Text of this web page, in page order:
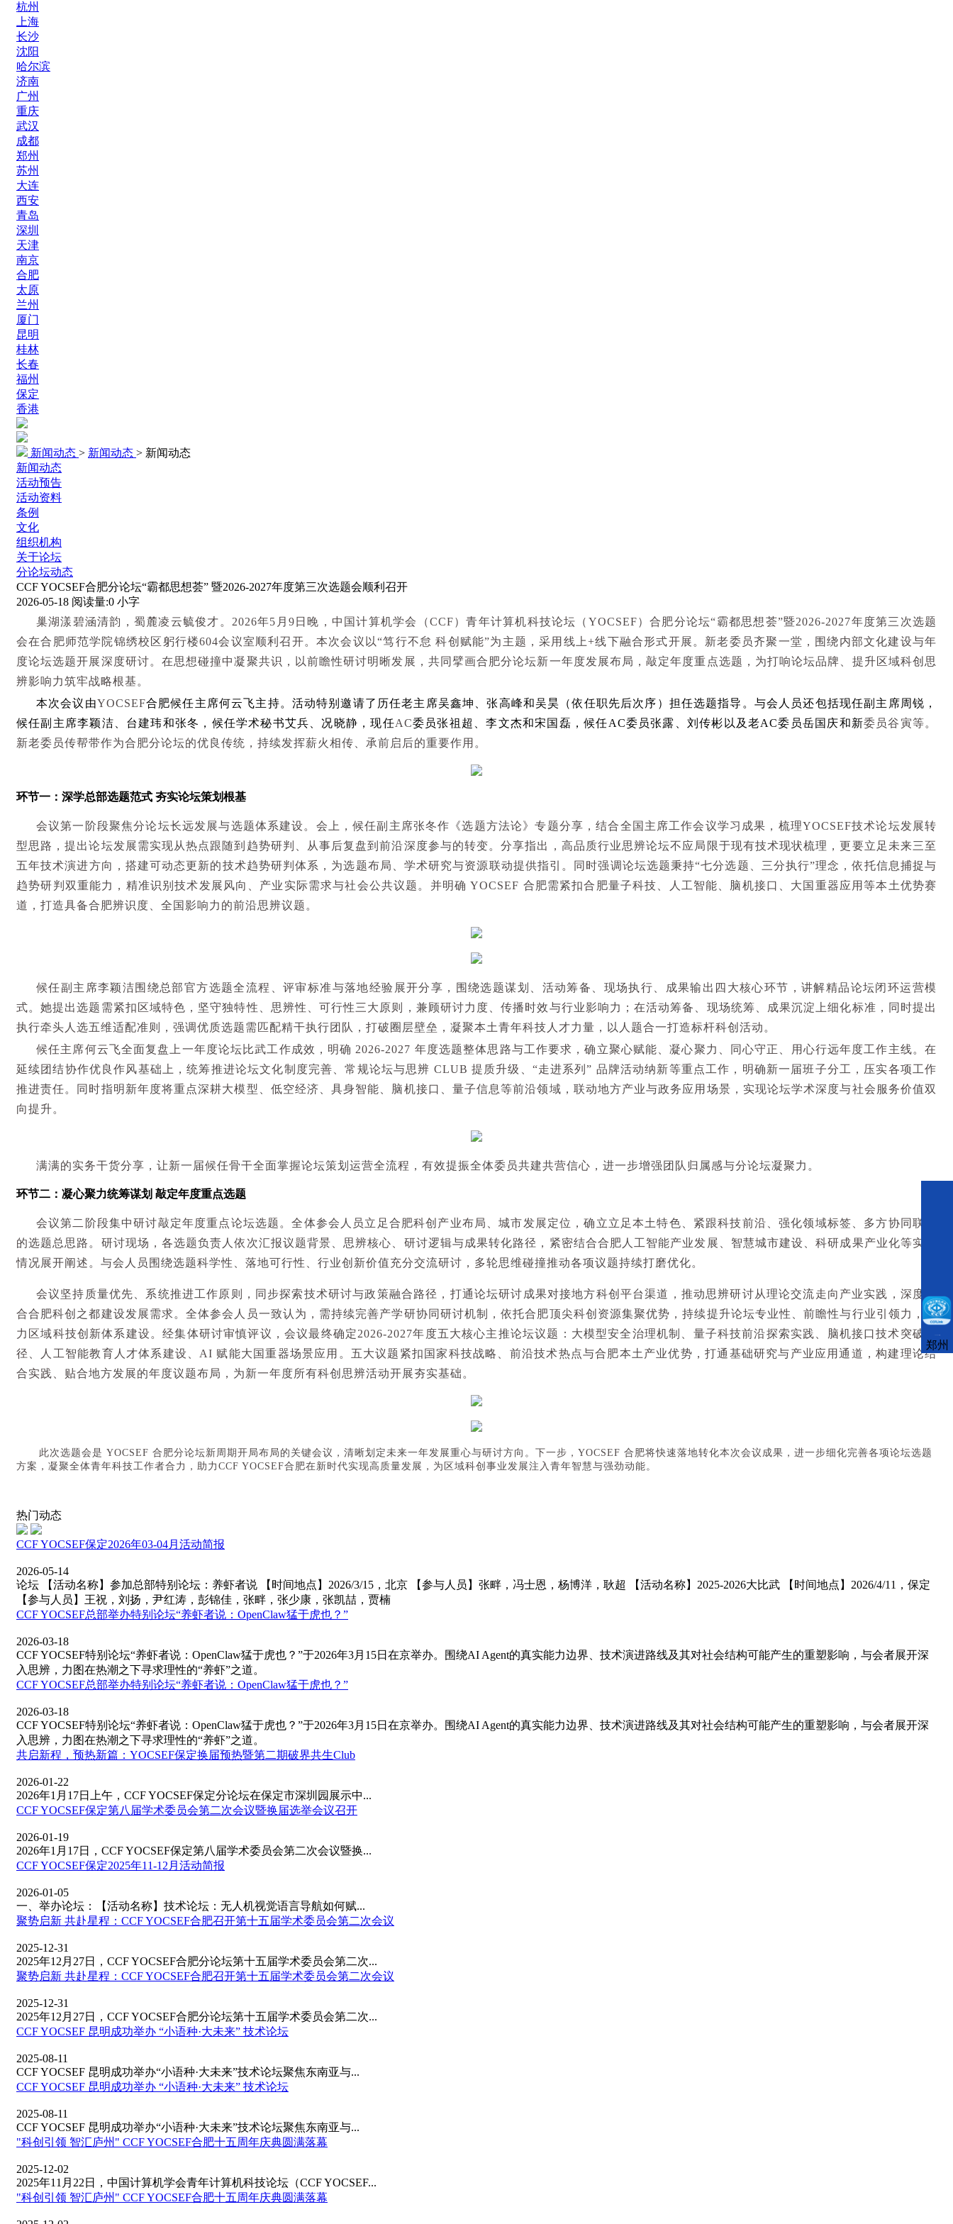
杭州
上海
长沙
沈阳
哈尔滨
济南
广州
重庆
武汉
成都
郑州
苏州
大连
西安
青岛
深圳
天津
南京
合肥
太原
兰州
厦门
昆明
桂林
长春
福州
保定
香港
新闻动态 > 新闻动态 > 新闻动态
新闻动态
活动预告
活动资料
条例
文化
组织机构
关于论坛
分论坛动态
CCF YOCSEF合肥分论坛“霸都思想荟” 暨2026-2027年度第三次选题会顺利召开
2026-05-18 阅读量:0 小字
巢湖漾碧涵清韵，蜀麓凌云毓俊才。 2026年5 月 9 日晚，中国计算机学会（CCF）青年计算机科技论坛（ YOCSEF）合肥分论坛“霸都思想荟”暨2026-2027年度第三次选题
会在合肥师范学院锦绣校区躬行楼604会议室顺利召开。本次会议以“笃行不怠 科创赋能”为主题，采用线上+线下融合形式开展。新老委员齐聚一堂，围绕内部文化建设与年
度论坛选题开展深度研讨。在思想碰撞中凝聚共识，以前瞻性研讨明晰发展，共同擘画合肥分论坛新一年度发展布局，敲定年度重点选题，为打响论坛品牌、提升区域科创思
辨影响力筑牢战略根基。
本次会议由YOCSEF合肥候任主席何云飞主持。活动特别邀请了历任老主席吴鑫坤、张高峰和吴昊（依任职先后次序）担任选题指导。与会人员还包括现任副主席周锐，
候任副主席李颖洁、台建玮和张冬，候任学术秘书艾兵、况晓静，现任AC委员张祖超、李文杰和宋国磊，候任AC委员张露、刘传彬 以及 老AC委员岳国庆和新委员谷寅等。
新老委员传帮带作为合肥分论坛的优良传统，持续发挥薪火相传、承前启后的重要作用。
环节一 ： 深学总部选题范式 夯实论坛策划根基
会议第一阶段聚焦分论坛长远发展与选题体系建设。会上，候任副主席张冬作《选题方法论》专题分享，结合全国主席工作会议学习成果，梳理YOCSEF技术论坛发展转
型思路，提出论坛发展需实现从热点跟随到趋势研判、从事后复盘到前沿深度参与的转变。分享指出，高品质行业思辨论坛不应局限于现有技术现状梳理，更要立足未来三至
五年技术演进方向，搭建可动态更新的技术趋势研判体系，为选题布局、学术研究与资源联动提供指引。同时强调论坛选题秉持“七分选题、三分执行”理念，依托信息捕捉与
趋势研判双重能力，精准识别技术发展风向、产业实际需求与社会公共议题。并明确YOCSEF 合肥需紧扣合肥量子科技、人工智能、脑机接口、大国重器应用等本土优势赛
道，打造具备合肥辨识度、全国影响力的前沿思辨议题。
候任副主席李颖洁围绕总部官方选题全流程、评审标准与落地经验展开分享，围绕选题谋划、活动筹备、现场执行、成果输出四大核心环节，讲解精品论坛闭环运营模
式。她提出选题需紧扣区域特色，坚守独特性、思辨性、可行性三大原则，兼顾研讨力度、传播时效与行业影响力；在活动筹备、现场统筹、成果沉淀上细化标准，同时提出
执行牵头人选五维适配准则，强调优质选题需匹配精干执行团队，打破圈层壁垒，凝聚本土青年科技人才力量，以人题合一打造标杆科创活动。
候任主席何云飞全面复盘上一年度论坛比武工作成效，明确 2026-2027 年度选题整体思路与工作要求，确立聚心赋能、凝心聚力、同心守正、用心行远年度工作主线。在
延续团结协作优良作风基础上，统筹推进论坛文化制度完善、常规论坛与思辨 CLUB 提质升级、 “走进系列” 品牌活动纳新等重点工作，明确新一届班子分工，压实各项工作
推进责任。同时指明新年度将重点深耕大模型、低空经济、具身智能、脑机接口、量子信息等前沿领域，联动地方产业与政务应用场景，实现论坛学术深度与社会服务价值双
向提升。
满满的实务干货分享，让新一届候任骨干全面掌握论坛策划运营全流程，有效提振全体委员共建共营信心，进一步增强团队归属感与分论坛凝聚力。
环节二 ： 凝心聚力统筹谋划 敲定年度重点选题
会议第二阶段集中研讨敲定年度重点论坛选题。全体参会人员立足合肥科创产业布局、城市发展定位，确立立足本土特色、紧跟科技前沿、强化领域标签、多方协同联动
的选题总思路。研讨现场，各选题负责人依次汇报议题背景、思辨核心、研讨逻辑与成果转化路径，紧密结合合肥人工智能产业发展、智慧城市建设、科研成果产业化等实际
情况展开阐述。与会人员围绕选题科学性、落地可行性、行业创新价值充分交流研讨，多轮思维碰撞推动各项议题持续打磨优化。
会议坚持质量优先、系统推进工作原则，同步探索技术研讨与政策融合路径，打通论坛研讨成果对接地方科创平台渠道，推动思辨研讨从理论交流走向产业实践，深度贴
合合肥科创之都建设发展需求。全体参会人员一致认为，需持续完善产学研协同研讨机制，依托合肥顶尖科创资源集聚优势，持续提升论坛专业性、前瞻性与行业引领力，助
力区域科技创新体系建设。经集体研讨审慎评议，会议最终确定2026-2027年度五大核心主推论坛议题：大模型安全治理机制、量子科技前沿探索实践、脑机接口技术突破路
径、人工智能教育人才体系建设、 AI 赋能大国重器场景应用。五大议题紧扣国家科技战略、前沿技术热点与合肥本土产业优势，打通基础研究与产业应用通道，构建理论结
合实践、贴合地方发展的年度议题布局，为新一年度所有科创思辨活动开展夯实基础。
此次选题会是 YOCSEF 合肥分论坛新周期开局布局的关键会议，清晰划定未来一年发展重心与研讨方向。下一步， YOCSEF 合肥将快速落地转化本次会议成果，进一步细化完善各项论坛选题
方案，凝聚全体青年科技工作者合力，助力 CCF YOCSEF合肥在新时代实现高质量发展，为区域科创事业发展注入青年智慧与强劲动能。
热门动态
CCF YOCSEF保定2026年03-04月活动简报
2026-05-14
论坛 【活动名称】参加总部特别论坛：养虾者说 【时间地点】2026/3/15，北京 【参与人员】张畔，冯士恩，杨博洋，耿超 【活动名称】2025-2026大比武 【时间地点】2026/4/11，保定
【参与人员】王祝，刘扬，尹红涛，彭锦佳，张畔，张少康，张凯喆，贾楠
CCF YOCSEF总部举办特别论坛“养虾者说：OpenClaw猛于虎也？”
2026-03-18
CCF YOCSEF特别论坛“养虾者说：OpenClaw猛于虎也？”于2026年3月15日在京举办。围绕AI Agent的真实能力边界、技术演进路线及其对社会结构可能产生的重塑影响，与会者展开深
入思辨，力图在热潮之下寻求理性的“养虾”之道。
CCF YOCSEF总部举办特别论坛“养虾者说：OpenClaw猛于虎也？”
2026-03-18
CCF YOCSEF特别论坛“养虾者说：OpenClaw猛于虎也？”于2026年3月15日在京举办。围绕AI Agent的真实能力边界、技术演进路线及其对社会结构可能产生的重塑影响，与会者展开深
入思辨，力图在热潮之下寻求理性的“养虾”之道。
共启新程，预热新篇：YOCSEF保定换届预热暨第二期破界共生Club
2026-01-22
2026年1月17日上午，CCF YOCSEF保定分论坛在保定市深圳园展示中...
CCF YOCSEF保定第八届学术委员会第二次会议暨换届选举会议召开
2026-01-19
2026年1月17日，CCF YOCSEF保定第八届学术委员会第二次会议暨换...
​CCF YOCSEF保定2025年11-12月活动简报
2026-01-05
一、举办论坛：【活动名称】技术论坛：无人机视觉语言导航如何赋...
聚势启新 共赴星程：CCF YOCSEF合肥召开第十五届学术委员会第二次会议
2025-12-31
2025年12月27日，CCF YOCSEF合肥分论坛第十五届学术委员会第二次...
聚势启新 共赴星程：CCF YOCSEF合肥召开第十五届学术委员会第二次会议
2025-12-31
2025年12月27日，CCF YOCSEF合肥分论坛第十五届学术委员会第二次...
CCF YOCSEF 昆明成功举办 “小语种·大未来” 技术论坛
2025-08-11
CCF YOCSEF 昆明成功举办“小语种·大未来”技术论坛聚焦东南亚与...
CCF YOCSEF 昆明成功举办 “小语种·大未来” 技术论坛
2025-08-11
CCF YOCSEF 昆明成功举办“小语种·大未来”技术论坛聚焦东南亚与...
"科创引领 智汇庐州" CCF YOCSEF合肥十五周年庆典圆满落幕
2025-12-02
2025年11月22日，中国计算机学会青年计算机科技论坛（CCF YOCSEF...
"科创引领 智汇庐州" CCF YOCSEF合肥十五周年庆典圆满落幕
郑州